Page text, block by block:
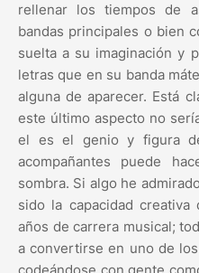
rellenar los tiempos de
bandas principales o bien
suelta a su imaginación y
letras que en su banda
alguna de aparecer. Está
este último aspecto no
el es el genio y figura
acompañantes puede
sombra. Si algo he
sido la capacidad
años de carrera musical;
a convertirse en uno de